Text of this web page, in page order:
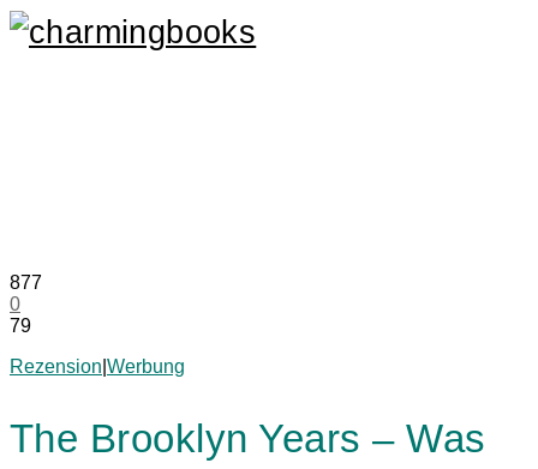
877
0
79
Rezension Werbung
The Brooklyn Years – Was